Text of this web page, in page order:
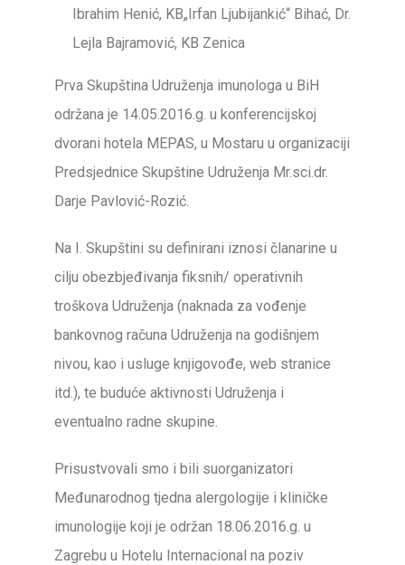
Ibrahim Henić, KB„Irfan Ljubijankić“ Bihać, Dr.
Lejla Bajramović, KB Zenica
Prva Skupština Udruženja imunologa u BiH
održana je 14.05.2016.g. u konferencijskoj
dvorani hotela MEPAS, u Mostaru u organizaciji
Predsjednice Skupštine Udruženja Mr.sci.dr.
Darje Pavlović-Rozić.
Na I. Skupštini su definirani iznosi članarine u
cilju obezbjeđivanja fiksnih/ operativnih
troškova Udruženja (naknada za vođenje
bankovnog računa Udruženja na godišnjem
nivou, kao i usluge knjigovođe, web stranice
itd.), te buduće aktivnosti Udruženja i
eventualno radne skupine.
Prisustvovali smo i bili suorganizatori
Međunarodnog tjedna alergologije i kliničke
imunologije koji je održan 18.06.2016.g. u
Zagrebu u Hotelu Internacional na poziv